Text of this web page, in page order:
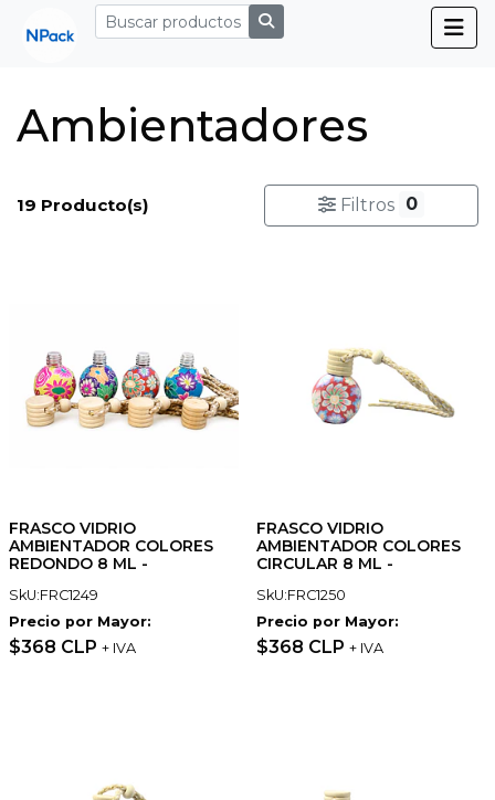
Ambientadores
19 Producto(s) Filtros 0
FRASCO VIDRIO
AMBIENTADOR COLORES
REDONDO 8 ML -
SkU:FRC1249
Precio por Mayor:
$368 CLP + IVA
FRASCO VIDRIO
AMBIENTADOR COLORES
CIRCULAR 8 ML -
SkU:FRC1250
Precio por Mayor:
$368 CLP + IVA